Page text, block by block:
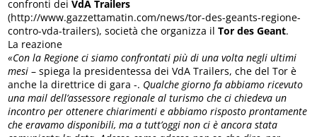
confronti deiVdA Trailers
(http://www.gazzettamatin.com/news/tor-des-geants-regione-
contro-vda-trailers), società che organizza ilTor des Geant.
La reazione
«Con la Regione ci siamo confrontati più di una volta negli ultimi
mesi – spiega la presidentessa dei VdA Trailers, che del Tor è
anche la direttrice di gara -. Qualche giorno fa abbiamo ricevuto
una mail dell’assessore regionale al turismo che ci chiedeva un
incontro per ottenere chiarimenti e abbiamo risposto prontamente
che eravamo disponibili, ma a tutt’oggi non ci è ancora stata